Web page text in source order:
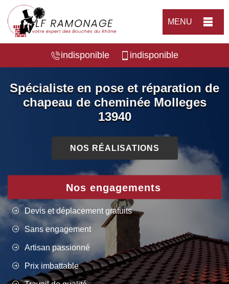
MENU
indisponible indisponible
Spécialiste en pose et réparation de
chapeau de cheminée Molleges
13940
NOS RÉALISATIONS
Nos engagements
Devis et déplacement gratuits
Sans engagement
Artisan passionné
Prix imbattable